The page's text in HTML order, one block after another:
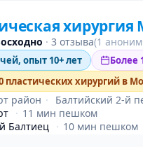
хирургия
· 3 отзыва(1
опыт 10+ лет
Более
пластических хирургий в
район ·
Балтийский 2-й
· 11 мин пешком
Балтиец · 10 мин пешком